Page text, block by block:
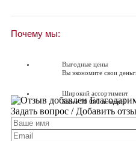
Почему мы:
Выгодные цены
Вы экономите свои
Широкий ассортимент
Более 90 000 позиций
Доставка по России от
Задать вопрос / Добавить